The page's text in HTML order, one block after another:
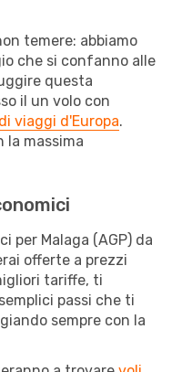
temere: abbiamo
che si confanno alle
questa
il un volo con
viaggi d'Europa.
la massima
per Malaga (AGP) da
offerte a prezzi
tariffe, ti
passi che ti
sempre con la